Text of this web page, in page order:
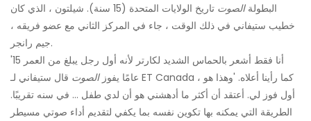
البطولةالصوت
تاريخ الولايات المتحدة (15 سنة). شيلتون ، الذي كان
خطيب ستيفاني في ذلك الوقت ، جاء في المركز الثاني مع عضو فريقه ،
جيم رانجر.
'أنا فقط أشعر بالحماس الشديد لكارتر لأنه أول رجل يبلغ من العمر 15
عامًا يفوزالصوت قال ستيفاني لـ ET Canada ، كما رأينا أعلاه. 'وهذا هو
أول فوز لي. أعتقد أن أكثر ما أدهشني هو أن لدي طفل ... في سنه تقريبًا.
الطريقة التي يمكنه بها تكوين نفسه بما يكفي لتقديم أداء صوتي مسيطر